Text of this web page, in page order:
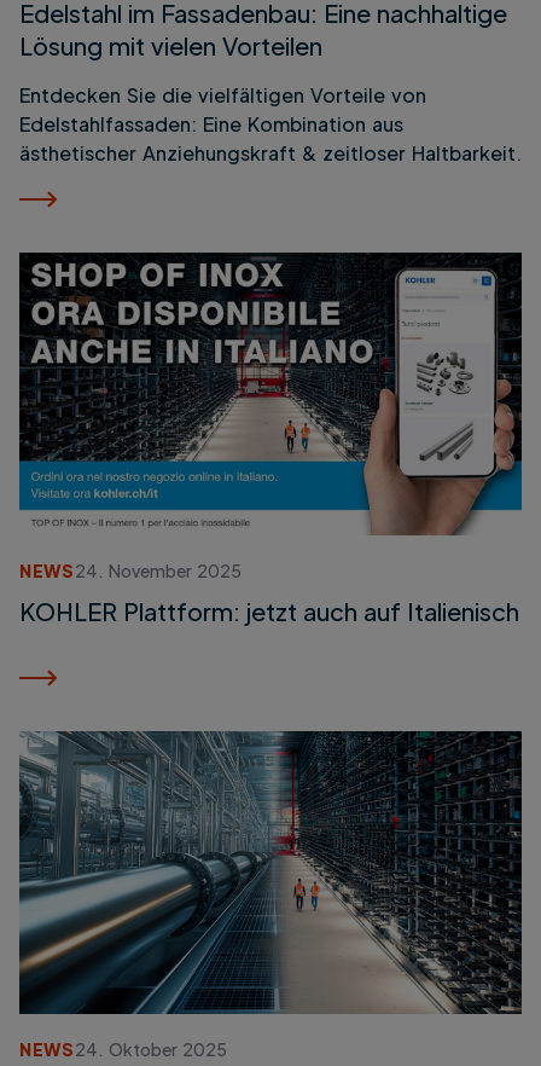
Edelstahl im Fassadenbau: Eine nachhaltige
Lösung mit vielen Vorteilen
Entdecken Sie die vielfältigen Vorteile von
Edelstahlfassaden: Eine Kombination aus
ästhetischer Anziehungskraft & zeitloser Haltbarkeit.
NEWS24. November 2025
KOHLER Plattform: jetzt auch auf Italienisch
NEWS24. Oktober 2025